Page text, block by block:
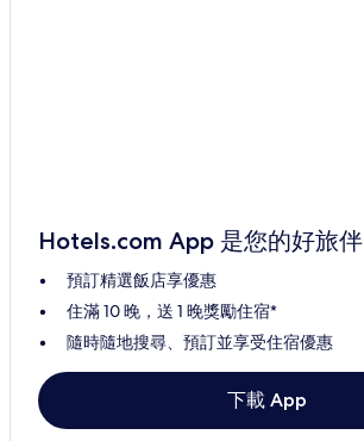
Hotels.com App 是您的好旅伴
預訂精選飯店享優惠
住滿 10 晚，送 1 晚獎勵住宿*
隨時隨地搜尋、預訂並享受住宿優惠
下載 App